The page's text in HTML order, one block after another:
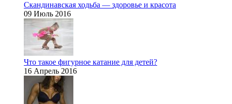
Скандинавская ходьба — здоровье и красота
09 Июль 2016
Что такое фигурное катание для детей?
16 Апрель 2016